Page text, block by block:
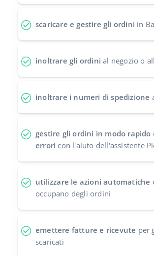
scaricare e gestire gli ordini in
inoltrare gli ordini al negozio o
inoltrare i numeri di spedizione
gestire gli ordini in modo rapido
errori con l'aiuto dell'assistente
utilizzare le azioni automatiche
occupano degli ordini
emettere fatture e ricevute per
scaricati